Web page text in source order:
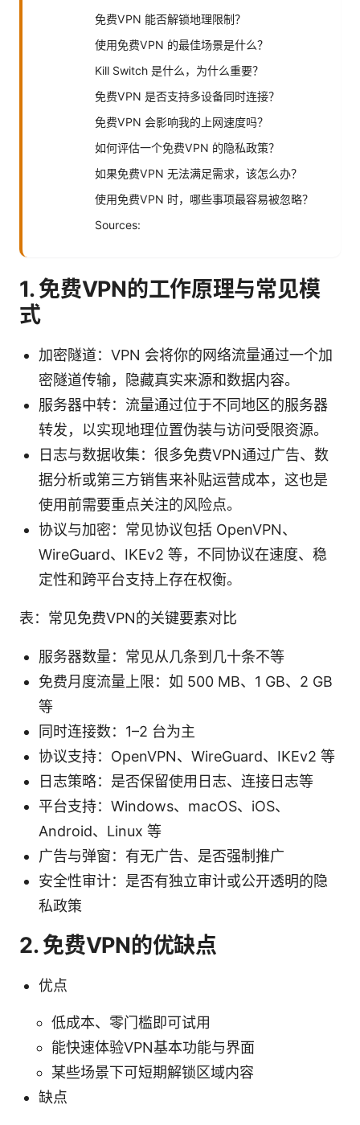
免费VPN 能否解锁地理限制？
使用免费VPN 的最佳场景是什么？
Kill Switch 是什么，为什么重要？
免费VPN 是否支持多设备同时连接？
免费VPN 会影响我的上网速度吗？
如何评估一个免费VPN 的隐私政策？
如果免费VPN 无法满足需求，该怎么办？
使用免费VPN 时，哪些事项最容易被忽略？
Sources:
1. 免费VPN的工作原理与常见模
式
加密隧道：VPN 会将你的网络流量通过一个加
密隧道传输，隐藏真实来源和数据内容。
服务器中转：流量通过位于不同地区的服务器
转发，以实现地理位置伪装与访问受限资源。
日志与数据收集：很多免费VPN通过广告、数
据分析或第三方销售来补贴运营成本，这也是
使用前需要重点关注的风险点。
协议与加密：常见协议包括 OpenVPN、
WireGuard、IKEv2 等，不同协议在速度、稳
定性和跨平台支持上存在权衡。
表：常见免费VPN的关键要素对比
服务器数量：常见从几条到几十条不等
免费月度流量上限：如 500 MB、1 GB、2 GB
等
同时连接数：1–2 台为主
协议支持：OpenVPN、WireGuard、IKEv2 等
日志策略：是否保留使用日志、连接日志等
平台支持：Windows、macOS、iOS、
Android、Linux 等
广告与弹窗：有无广告、是否强制推广
安全性审计：是否有独立审计或公开透明的隐
私政策
2. 免费VPN的优缺点
优点
低成本、零门槛即可试用
能快速体验VPN基本功能与界面
某些场景下可短期解锁区域内容
缺点